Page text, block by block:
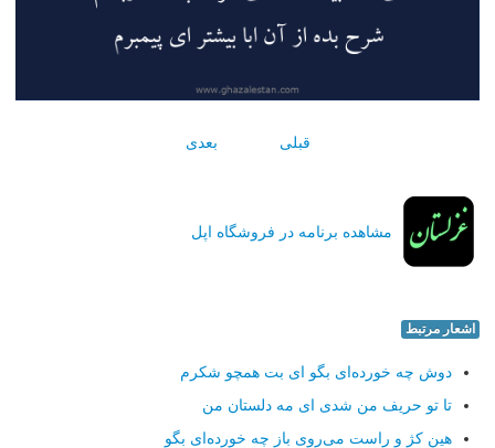
قبلی بعدی
مشاهده برنامه در فروشگاه اپل
اشعار مرتبط
دوش چه خورده‌ای بگو ای بت همچو شكرم
تا تو حریف من شدی ای مه دلستان من
هین كژ و راست می‌روی باز چه خورده‌ای بگو